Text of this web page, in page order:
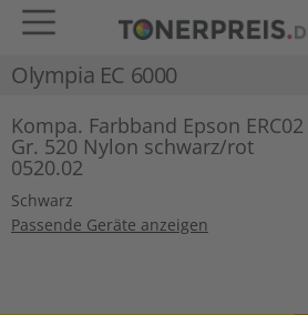
Olympia EC 6000
Kompa. Farbband Epson ERC02
Gr. 520 Nylon schwarz/rot
0520.02
Schwarz
Passende Geräte anzeigen